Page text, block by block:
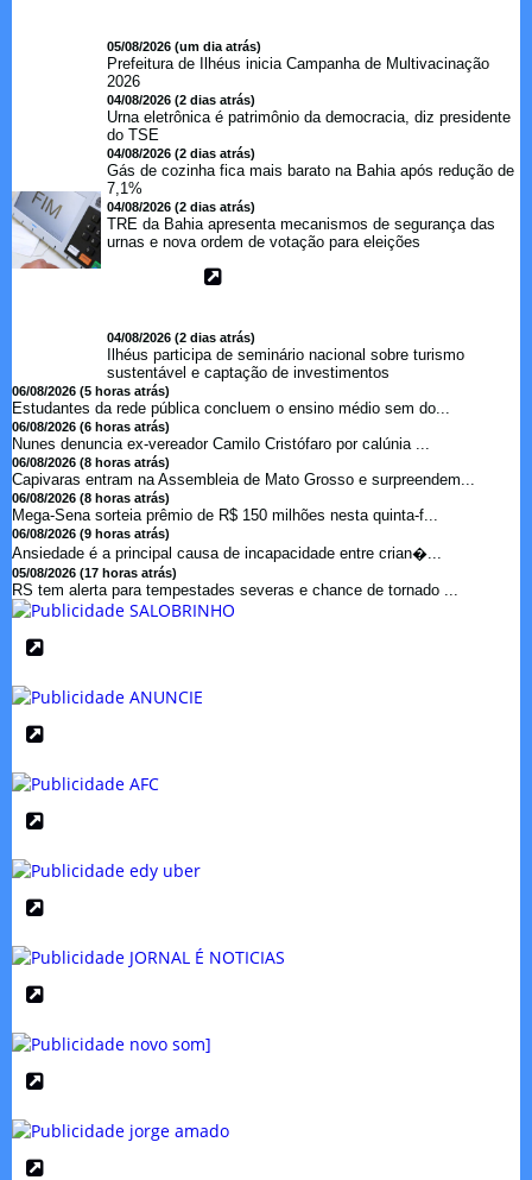
05/08/2026 (um dia atrás)
Prefeitura de Ilhéus inicia Campanha de Multivacinação
2026
04/08/2026 (2 dias atrás)
Urna eletrônica é patrimônio da democracia, diz presidente
do TSE
04/08/2026 (2 dias atrás)
Gás de cozinha fica mais barato na Bahia após redução de
7,1%
04/08/2026 (2 dias atrás)
TRE da Bahia apresenta mecanismos de segurança das
urnas e nova ordem de votação para eleições
04/08/2026 (2 dias atrás)
Ilhéus participa de seminário nacional sobre turismo
sustentável e captação de investimentos
06/08/2026 (5 horas atrás)
Estudantes da rede pública concluem o ensino médio sem do...
06/08/2026 (6 horas atrás)
Nunes denuncia ex-vereador Camilo Cristófaro por calúnia ...
06/08/2026 (8 horas atrás)
Capivaras entram na Assembleia de Mato Grosso e surpreendem...
06/08/2026 (8 horas atrás)
Mega-Sena sorteia prêmio de R$ 150 milhões nesta quinta-f...
06/08/2026 (9 horas atrás)
Ansiedade é a principal causa de incapacidade entre crian�...
05/08/2026 (17 horas atrás)
RS tem alerta para tempestades severas e chance de tornado ...